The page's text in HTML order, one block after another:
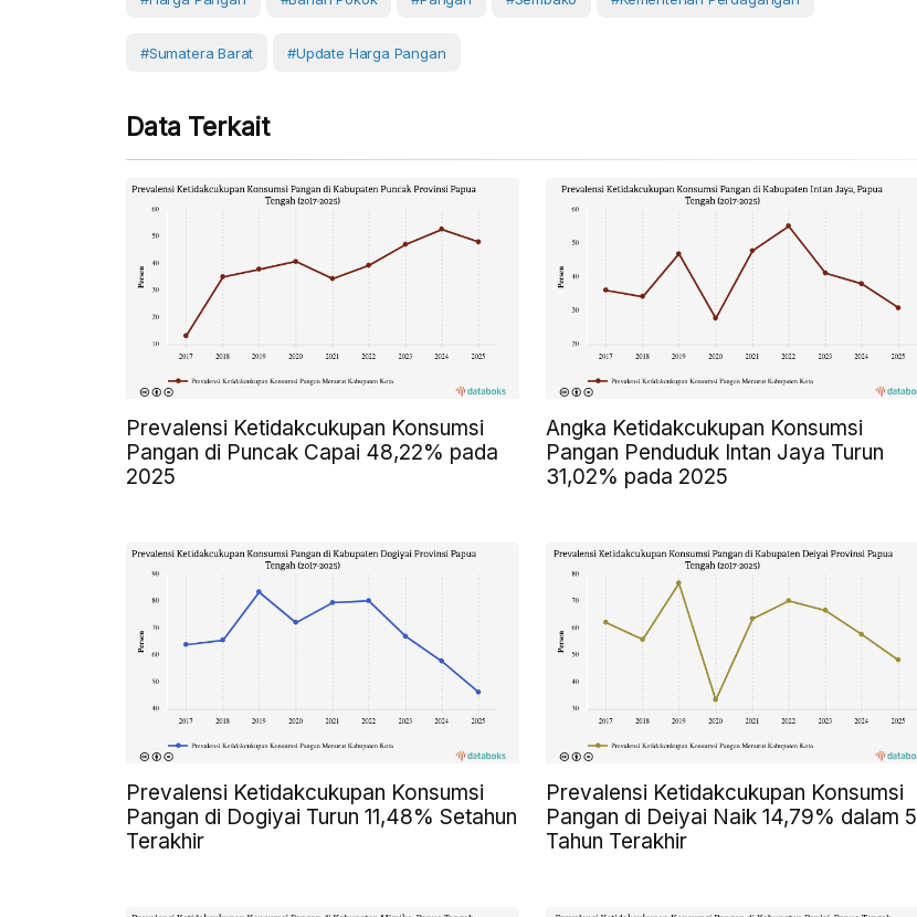
#Sumatera Barat #Update Harga Pangan
Data Terkait
Prevalensi Ketidakcukupan Konsumsi
Pangan di Puncak Capai 48,22% pada
2025
Angka Ketidakcukupan Konsumsi
Pangan Penduduk Intan Jaya Turun
31,02% pada 2025
Prevalensi Ketidakcukupan Konsumsi
Pangan di Dogiyai Turun 11,48% Setahun
Terakhir
Prevalensi Ketidakcukupan Konsumsi
Pangan di Deiyai Naik 14,79% dalam 5
Tahun Terakhir